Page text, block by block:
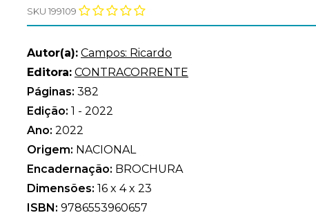
SKU 199109
Autor(a): Campos: Ricardo
Editora: CONTRACORRENTE
Páginas: 382
Edição: 1 - 2022
Ano: 2022
Origem: NACIONAL
Encadernação: BROCHURA
Dimensões: 16 x 4 x 23
ISBN: 9786553960657